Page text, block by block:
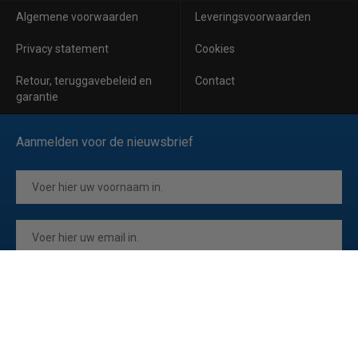
Algemene voorwaarden Leveringsvoorwaarden
Privacy statement Cookies
Retour, teruggavebeleid en
garantie
Contact
Aanmelden voor de nieuwsbrief